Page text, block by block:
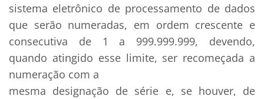
sistema eletrônico de processamento de dados
que serão numeradas, em ordem crescente e
consecutiva de 1 a 999.999.999, devendo,
quando atingido esse limite, ser recomeçada a
numeração com a
mesma designação de série e, se houver, de